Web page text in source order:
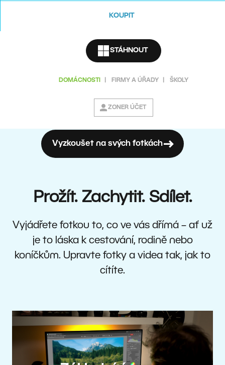
KOUPIT
STÁHNOUT
DOMÁCNOSTI FIRMY A ÚŘADY ŠKOLY
ZONER ÚČET
Vyzkoušet na svých fotkách
Prožít. Zachytit. Sdílet.
Vyjádřete fotkou to, co ve vás dřímá – ať už
je to láska k cestování, rodině nebo
koníčkům. Upravte fotky a videa tak, jak to
cítíte.